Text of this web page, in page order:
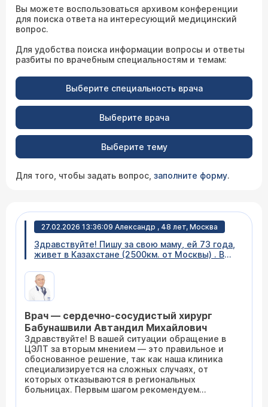
Вы можете воспользоваться архивом конференции
для поиска ответа на интересующий медицинский
вопрос.
Для удобства поиска информации вопросы и ответы
разбиты по врачебным специальностям и темам:
Выберите специальность врача
Выберите врача
Выберите тему
Для того, чтобы задать вопрос, заполните форму.
27.02.2026 13:36:09 Александр , 48 лет, Москва
Здравствуйте! Пишу за свою маму, ей 73 года,
живет в Казахстане (2500км. от Москвы) . В
кардиологическом центре. По результатам
коронарографии диагноз атеросклероз
коронарных артерий (двух из трех) сердца.
не подходит, сосуды заполнены "ржавчиной",
ситуация запущенная. за АКШ не берутся,
боятся плачевного исхода. Хочу узнать, есть
ли смысл везти маму в Москву для
дальнейшего обследования и принятия
решения о АКШ в Вашей клинике? Заранее
благодарю за ответ.
Врач — сердечно-сосудистый хирург
Бабунашвили Автандил Михайлович
Здравствуйте! В вашей ситуации обращение в
ЦЭЛТ за вторым мнением — это правильное и
обоснованное решение, так как наша клиника
специализируется на сложных случаях, от
которых отказываются в региональных
больницах. Первым шагом рекомендуем